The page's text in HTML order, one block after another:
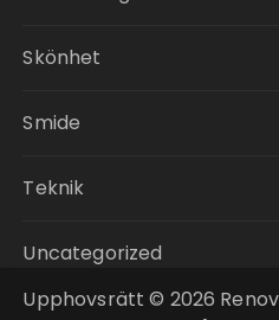
Skönhet
Smide
Teknik
Uncategorized
Upphovsrätt © 2026